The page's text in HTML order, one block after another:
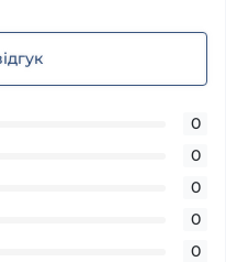
0
0
0
0
0